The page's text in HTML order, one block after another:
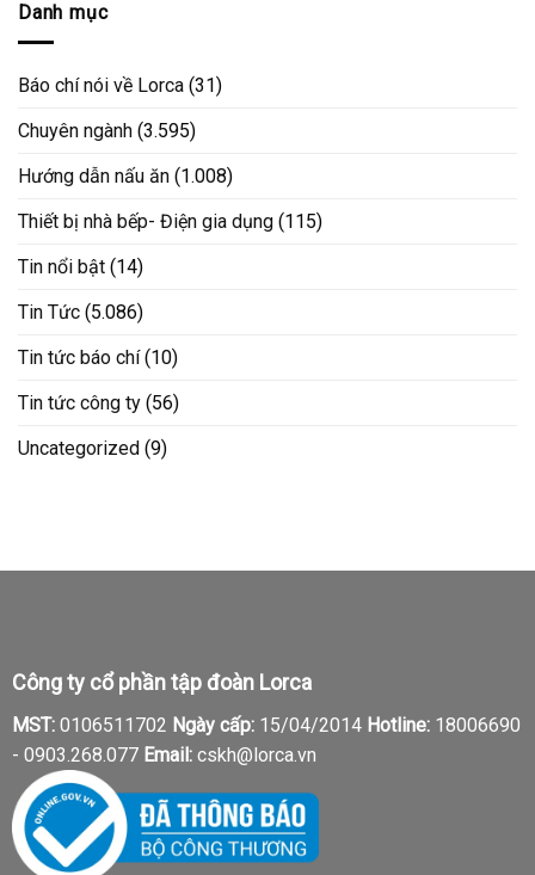
Danh mục
Báo chí nói về Lorca (31)
Chuyên ngành (3.595)
Hướng dẫn nấu ăn (1.008)
Thiết bị nhà bếp- Điện gia dụng (115)
Tin nổi bật (14)
Tin Tức (5.086)
Tin tức báo chí(10)
Tin tức công ty (56)
Uncategorized (9)
Công ty cổ phần tập đoàn Lorca
MST:0106511702 Ngày cấp:15/04/2014 Hotline:18006690
- 0903.268.077 Email:cskh@lorca.vn